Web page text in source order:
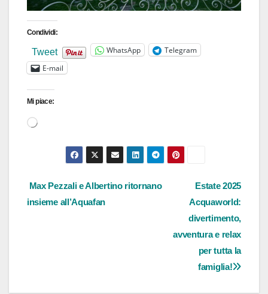
Condividi:
Tweet WhatsApp
Telegram
E-mail
Mi piace:
Caricamento
Navigazione
articoli
Estate 2025
Acquaworld:
divertimento,
avventura e relax
per tutta la
famiglia!
Max Pezzali e Albertino ritornano
insieme all’Aquafan